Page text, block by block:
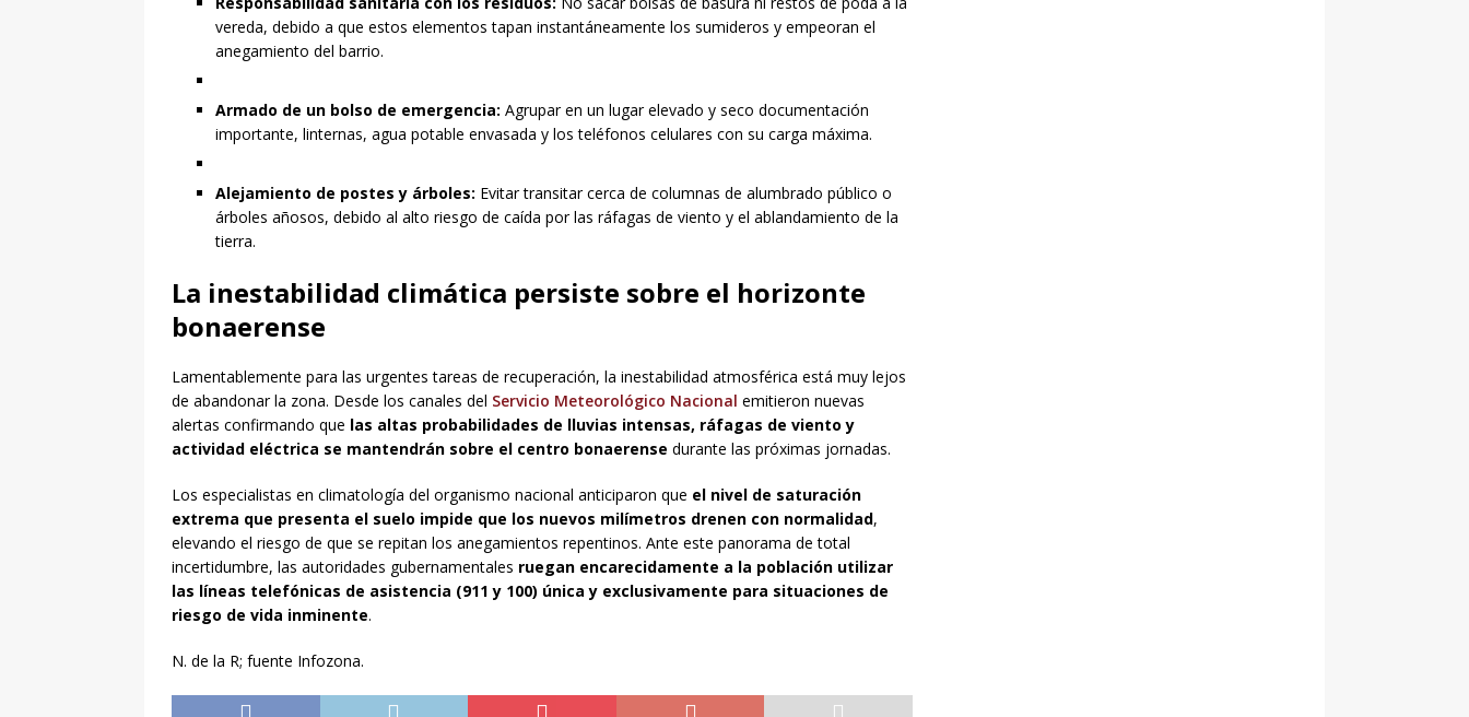
vereda, debido a que estos elementos tapan instantáneamente los sumideros y empeoran el
anegamiento del barrio.
Armado de un bolso de emergencia: Agrupar en un lugar elevado y seco documentación
importante, linternas, agua potable envasada y los teléfonos celulares con su carga máxima.
Alejamiento de postes y árboles: Evitar transitar cerca de columnas de alumbrado público o
árboles añosos, debido al alto riesgo de caída por las ráfagas de viento y el ablandamiento de la
tierra.
La inestabilidad climática persiste sobre el horizonte
bonaerense
Lamentablemente para las urgentes tareas de recuperación, la inestabilidad atmosférica está muy lejos
de abandonar la zona. Desde los canales del Servicio Meteorológico Nacional emitieron nuevas
alertas confirmando que las altas probabilidades de lluvias intensas, ráfagas de viento y
actividad eléctrica se mantendrán sobre el centro bonaerense durante las próximas jornadas.
Los especialistas en climatología del organismo nacional anticiparon que el nivel de saturación
extrema que presenta el suelo impide que los nuevos milímetros drenen con normalidad,
elevando el riesgo de que se repitan los anegamientos repentinos. Ante este panorama de total
incertidumbre, las autoridades gubernamentales ruegan encarecidamente a la población utilizar
las líneas telefónicas de asistencia (911 y 100) única y exclusivamente para situaciones de
riesgo de vida inminente.
N. de la R; fuente Infozona.